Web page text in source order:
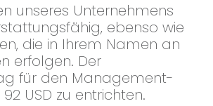
unseres Unternehmens
ebenso wie
die in Ihrem Namen an
erfolgen. Der
für den Management-
USD zu entrichten.